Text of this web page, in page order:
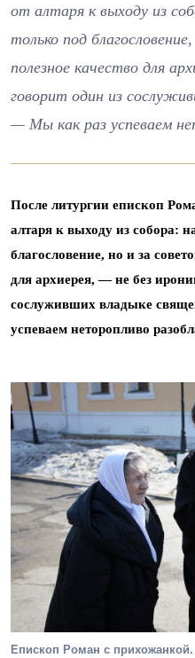
от алтаря к выходу из
только под
полезное качество для
говорит один из
— Мы как раз успеваем
После литургии епископ
алтаря к выходу из собора:
благословение, но и за
для архиерея, — не без
сослуживших владыке
успеваем неторопливо
Епископ Роман с